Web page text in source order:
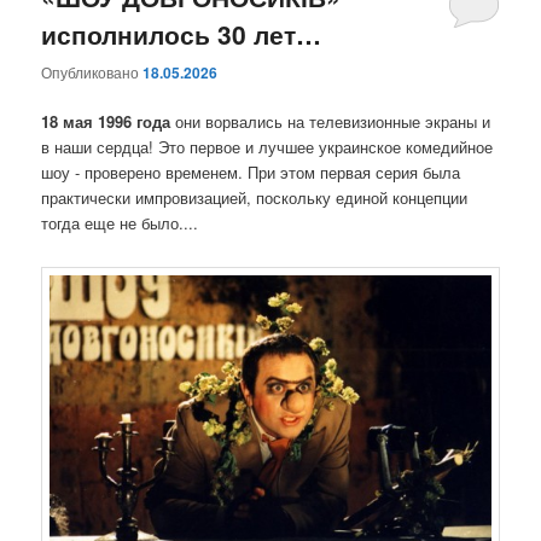
содержимому
содержимому
исполнилось 30 лет…
Опубликовано18.05.2026
18 мая 1996 годаони ворвались на телевизионные экраны и
в наши сердца! Это первое и лучшее украинское комедийное
шоу - проверено временем. При этом первая серия была
практически импровизацией, поскольку единой концепции
тогда еще не было....